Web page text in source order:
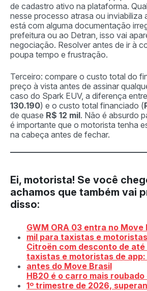
de cadastro ativo na plataforma.
nesse processo atrasa ou inviabiliza
está com alguma documentação
prefeitura ou ao Detran, isso vai
negociação. Resolver antes de ir à
poupa tempo e frustração.
Terceiro: compare o custo total do
preço à vista antes de assinar
caso do Spark EUV, a diferença
130.190) e o custo total financiado (
de quase R$ 12 mil. Não é absurdo
é importante que o motorista tenha
na cabeça antes de fechar.
Ei, motorista! Se você
achamos que também vai
disso:
GWM ORA 03 entra no Move
mil para taxistas e
Citroën com desconto de até
taxistas e motoristas de
antes do Move Brasil
HB20 é o carro mais roubado
1º trimestre de 2026,